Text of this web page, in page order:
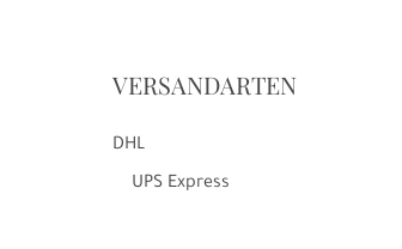
VERSANDARTEN
DHL
UPS Express